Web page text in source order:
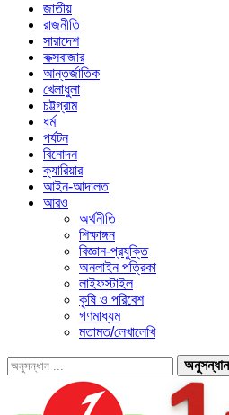
জাতীয়
রাজনীতি
সারাদেশ
কক্সবাজার
আন্তর্জাতিক
খেলাধুলা
চট্টগ্রাম
ধর্ম
পর্যটন
বিনোদন
ক্যারিয়ার
আইন-আদালত
আরও
অর্থনীতি
শিক্ষাঙ্গন
বিজ্ঞান-প্রযুক্তি
অনলাইন পত্রিকা
লাইফস্টাইল
কৃষি ও পরিবেশ
গণমাধ্যম
মতামত/লেখালেখি